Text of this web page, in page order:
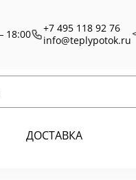
18:00
+7 495 118 92 76
info@teplypotok.ru
ДОСТАВКА